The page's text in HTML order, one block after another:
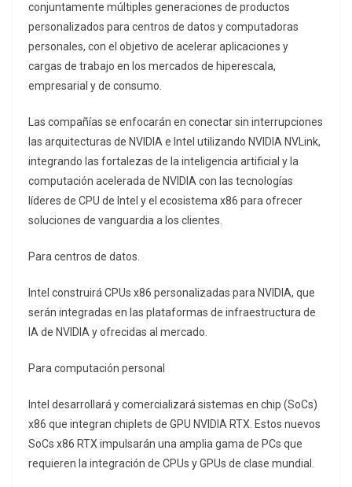
conjuntamente múltiples generaciones de productos
personalizados para centros de datos y computadoras
personales, con el objetivo de acelerar aplicaciones y
cargas de trabajo en los mercados de hiperescala,
empresarial y de consumo.
Las compañías se enfocarán en conectar sin interrupciones
las arquitecturas de NVIDIA e Intel utilizando NVIDIA NVLink,
integrando las fortalezas de la inteligencia artificial y la
computación acelerada de NVIDIA con las tecnologías
líderes de CPU de Intel y el ecosistema x86 para ofrecer
soluciones de vanguardia a los clientes.
Para centros de datos.
Intel construirá CPUs x86 personalizadas para NVIDIA, que
serán integradas en las plataformas de infraestructura de
IA de NVIDIA y ofrecidas al mercado.
Para computación personal
Intel desarrollará y comercializará sistemas en chip (SoCs)
x86 que integran chiplets de GPU NVIDIA RTX. Estos nuevos
SoCs x86 RTX impulsarán una amplia gama de PCs que
requieren la integración de CPUs y GPUs de clase mundial.